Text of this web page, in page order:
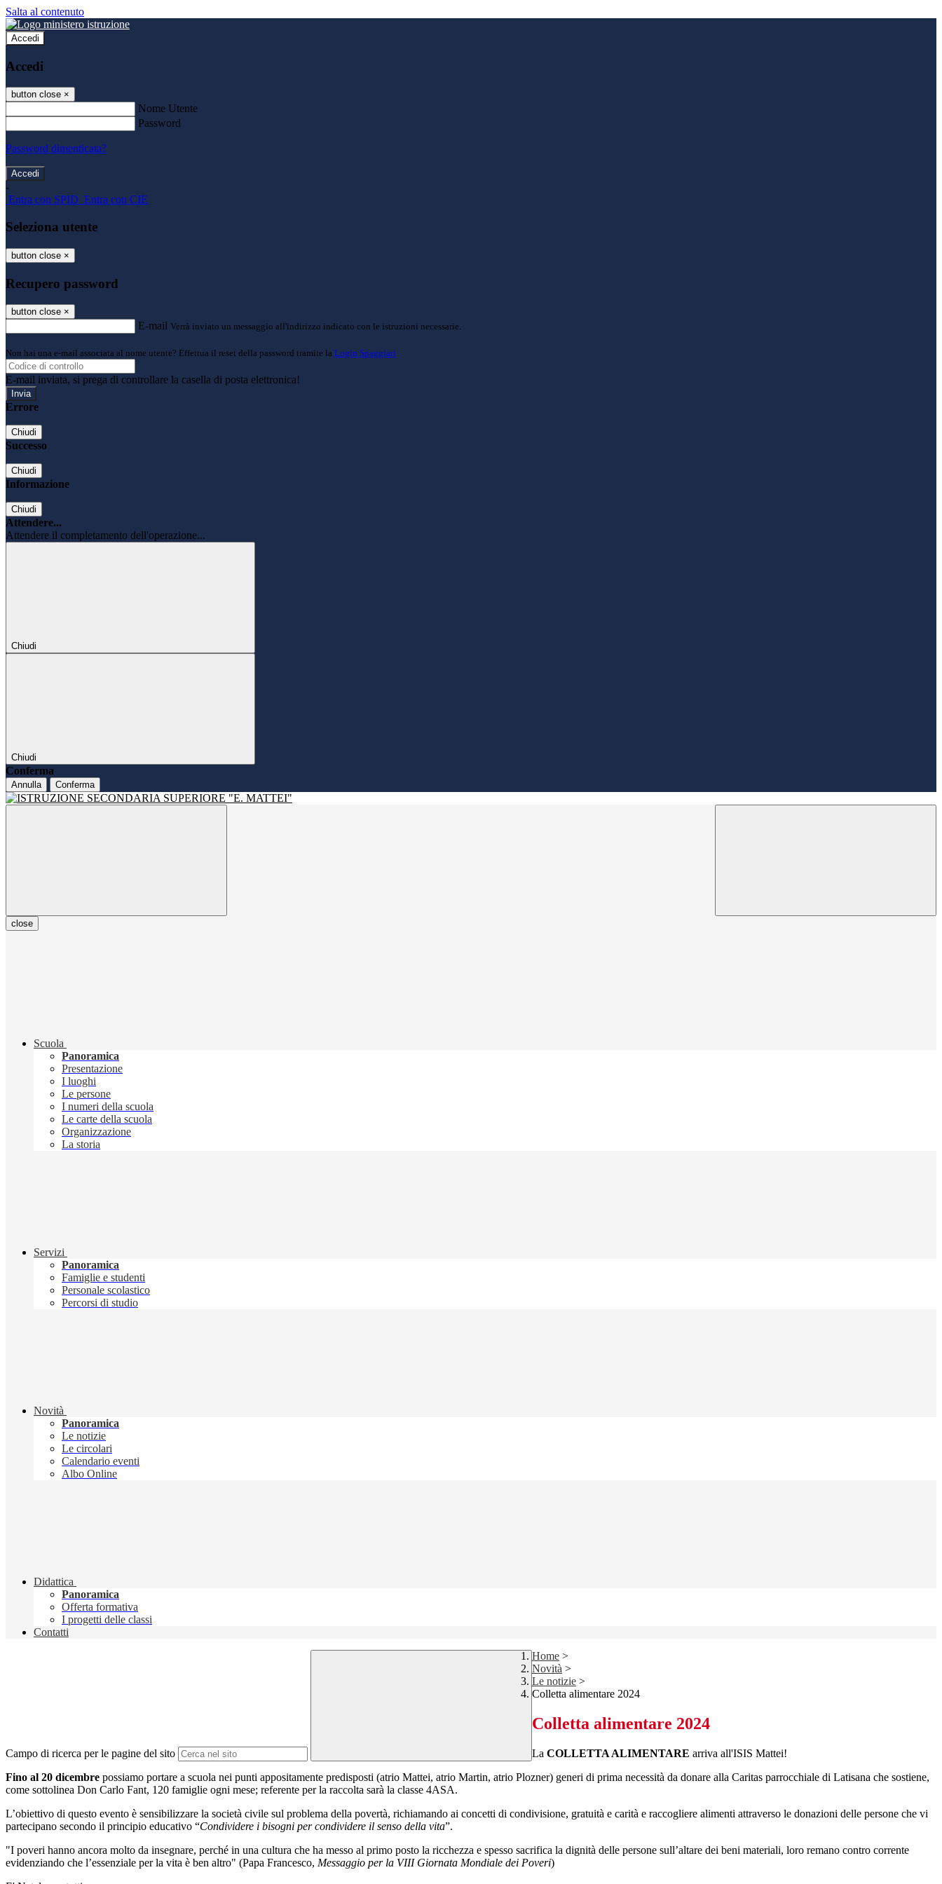
Salta al contenuto
Accedi
Accedi
button close ×
Nome Utente
Password
Password dimenticata?
-
Entra con SPID Entra con CIE
Seleziona utente
button close ×
Recupero password
button close ×
E-mail Verrà inviato un messaggio all'indirizzo indicato con le istruzioni necessarie.
Non hai una e-mail associata al nome utente? Effettua il reset della password tramite la Login Spaggiari
E-mail inviata, si prega di controllare la casella di posta elettronica!
Errore
Chiudi
Successo
Chiudi
Informazione
Chiudi
Attendere...
Attendere il completamento dell'operazione...
Chiudi
Chiudi
Conferma
Annulla Conferma
close
Scuola
Panoramica
Presentazione
I luoghi
Le persone
I numeri della scuola
Le carte della scuola
Organizzazione
La storia
Servizi
Panoramica
Famiglie e studenti
Personale scolastico
Percorsi di studio
Novità
Panoramica
Le notizie
Le circolari
Calendario eventi
Albo Online
Didattica
Panoramica
Offerta formativa
I progetti delle classi
Contatti
Campo di ricerca per le pagine del sito
Home >
Novità >
Le notizie >
Colletta alimentare 2024
Colletta alimentare 2024
La COLLETTA ALIMENTARE arriva all'ISIS Mattei!
Fino al 20 dicembre possiamo portare a scuola nei punti appositamente predisposti (atrio Mattei, atrio Martin, atrio Plozner) generi di prima necessità da donare alla Caritas parrocchiale di Latisana che sostiene,
come sottolinea Don Carlo Fant, 120 famiglie ogni mese; referente per la raccolta sarà la classe 4ASA.
L’obiettivo di questo evento è sensibilizzare la società civile sul problema della povertà, richiamando ai concetti di condivisione, gratuità e carità e raccogliere alimenti attraverso le donazioni delle persone che vi
partecipano secondo il principio educativo “Condividere i bisogni per condividere il senso della vita”.
"I poveri hanno ancora molto da insegnare, perché in una cultura che ha messo al primo posto la ricchezza e spesso sacrifica la dignità delle persone sull’altare dei beni materiali, loro remano contro corrente
evidenziando che l’essenziale per la vita è ben altro" (Papa Francesco, Messaggio per la VIII Giornata Mondiale dei Poveri)